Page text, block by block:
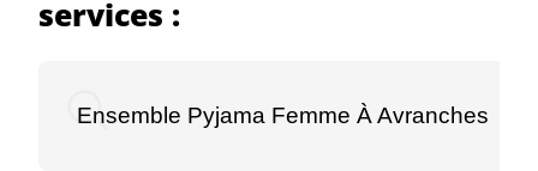
services :
Ensemble Pyjama Femme À Avranches